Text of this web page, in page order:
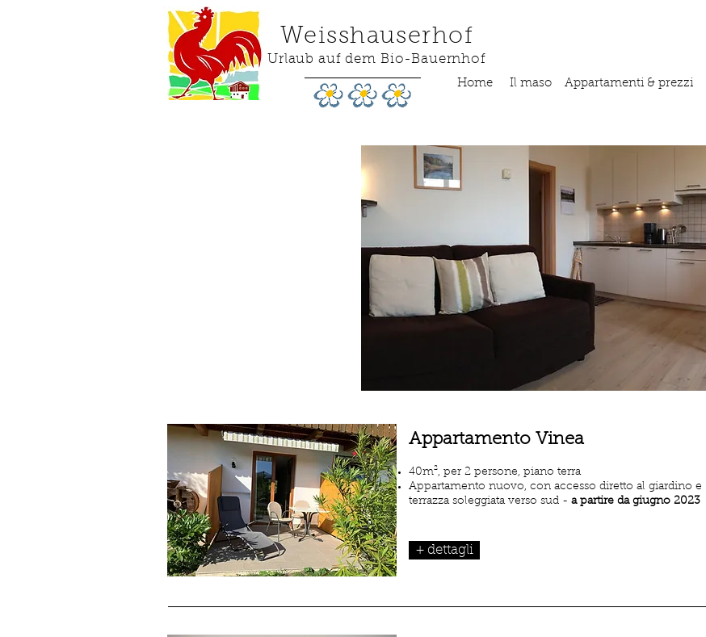
Weisshauserhof
Urlaub auf dem Bio-Bauernhof
Home Il maso Appartamenti & prezzi
Appartamento Vinea
40m², per 2 persone, piano terra
Appartamento nuovo, con accesso diretto al giardino e
terrazza soleggiata verso sud - a partire da giugno 2023
+ dettagli